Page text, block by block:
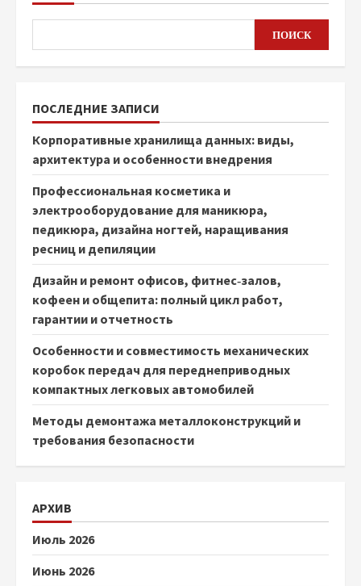
ПОИСК
ПОСЛЕДНИЕ ЗАПИСИ
Корпоративные хранилища данных: виды,
архитектура и особенности внедрения
Профессиональная косметика и
электрооборудование для маникюра,
педикюра, дизайна ногтей, наращивания
ресниц и депиляции
Дизайн и ремонт офисов, фитнес‑залов,
кофеен и общепита: полный цикл работ,
гарантии и отчетность
Особенности и совместимость механических
коробок передач для переднеприводных
компактных легковых автомобилей
Методы демонтажа металлоконструкций и
требования безопасности
АРХИВ
Июль 2026
Июнь 2026